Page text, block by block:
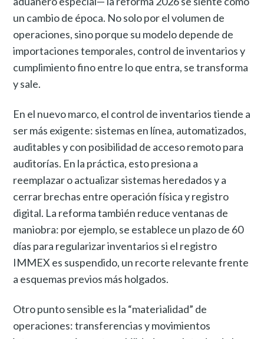
un cambio de época. No solo por el volumen de
operaciones, sino porque su modelo depende de
importaciones temporales, control de inventarios y
cumplimiento fino entre lo que entra, se transforma
y sale.
En el nuevo marco, el control de inventarios tiende a
ser más exigente: sistemas en línea, automatizados,
auditables y con posibilidad de acceso remoto para
auditorías. En la práctica, esto presiona a
reemplazar o actualizar sistemas heredados y a
cerrar brechas entre operación física y registro
digital. La reforma también reduce ventanas de
maniobra: por ejemplo, se establece un plazo de 60
días para regularizar inventarios si el registro
IMMEX es suspendido, un recorte relevante frente
a esquemas previos más holgados.
Otro punto sensible es la “materialidad” de
operaciones: transferencias y movimientos